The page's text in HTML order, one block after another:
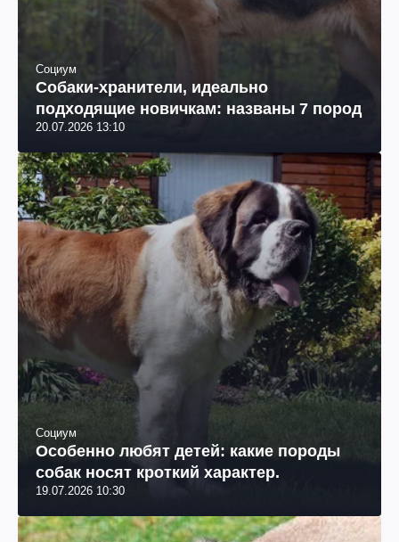
Социум
Собаки-хранители, идеально
подходящие новичкам: названы 7 пород
20.07.2026 13:10
Социум
Особенно любят детей: какие породы
собак носят кроткий характер.
19.07.2026 10:30